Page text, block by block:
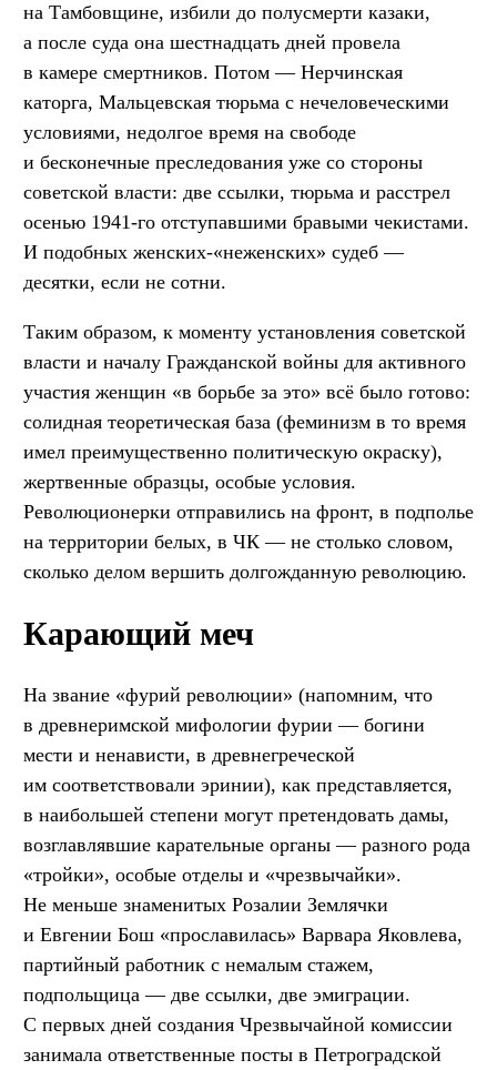
на Тамбовщине, избили до полусмерти казаки,
а после суда она шестнадцать дней провела
в камере смертников. Потом — Нерчинская
каторга, Мальцевская тюрьма с нечеловеческими
условиями, недолгое время на свободе
и бесконечные преследования уже со стороны
советской власти: две ссылки, тюрьма и расстрел
осенью 1941-го отступавшими бравыми чекистами.
И подобных женских-«неженских» судеб —
десятки, если не сотни.
Таким образом, к моменту установления советской
власти и началу Гражданской войны для активного
участия женщин «в борьбе за это» всё было готово:
солидная теоретическая база (феминизм в то время
имел преимущественно политическую окраску),
жертвенные образцы, особые условия.
Революционерки отправились на фронт, в подполье
на территории белых, в ЧК — не столько словом,
сколько делом вершить долгожданную революцию.
Карающий меч
На звание «фурий революции» (напомним, что
в древнеримской мифологии фурии — богини
мести и ненависти, в древнегреческой
им соответствовали эринии), как представляется,
в наибольшей степени могут претендовать дамы,
возглавлявшие карательные органы — разного рода
«тройки», особые отделы и «чрезвычайки».
Не меньше знаменитых Розалии Землячки
и Евгении Бош «прославилась» Варвара Яковлева,
партийный работник с немалым стажем,
подпольщица — две ссылки, две эмиграции.
С первых дней создания Чрезвычайной комиссии
занимала ответственные посты в Петроградской